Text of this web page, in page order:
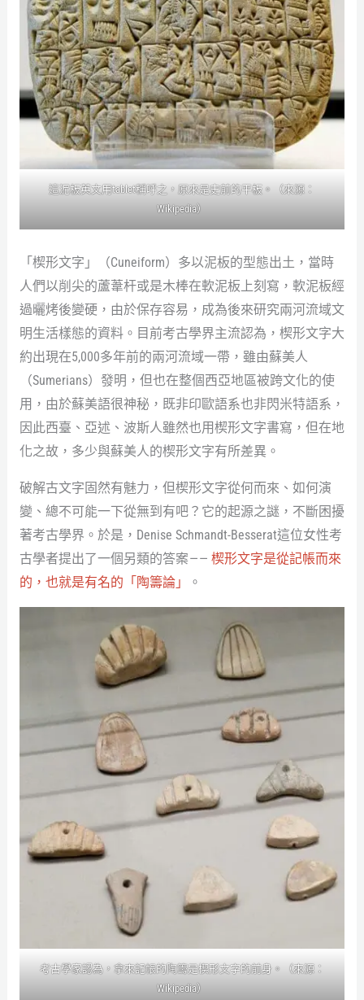
這泥板英文用tablet稱呼之，原來是史前的平板。（來源：
Wikipedia）
「楔形文字」（Cuneiform）多以泥板的型態出土，當時
人們以削尖的蘆葦杆或是木棒在軟泥板上刻寫，軟泥板經
過曬烤後變硬，由於保存容易，成為後來研究兩河流域文
明生活樣態的資料。目前考古學界主流認為，楔形文字大
約出現在5,000多年前的兩河流域一帶，雖由蘇美人
（Sumerians）發明，但也在整個西亞地區被跨文化的使
用，由於蘇美語很神秘，既非印歐語系也非閃米特語系，
因此西臺、亞述、波斯人雖然也用楔形文字書寫，但在地
化之故，多少與蘇美人的楔形文字有所差異。
破解古文字固然有魅力，但楔形文字從何而來、如何演
變、總不可能一下從無到有吧？它的起源之謎，不斷困擾
著考古學界。於是，Denise Schmandt-Besserat這位女性考
古學者提出了一個另類的答案 — — 楔形文字是從記帳而來
的，也就是有名的「陶籌論」
。
考古學家認為，拿來記帳的陶籌是楔形文字的前身。（來源：
Wikipedia）